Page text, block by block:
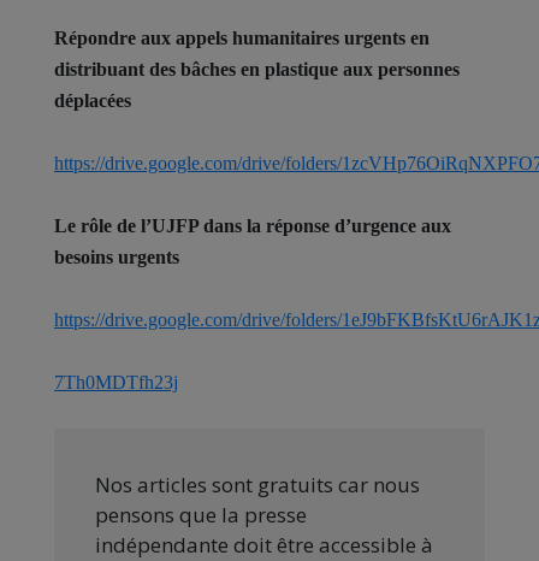
Répondre aux appels humanitaires urgents en
distribuant des bâches en plastique aux personnes
déplacées
https://drive.google.com/drive/folders/
Le rôle de l’UJFP dans la réponse d’urgence aux
besoins urgents
https://drive.google.com/drive/folders/
7Th0MDTfh23j
Nos articles sont gratuits car nous
pensons que la presse
indépendante doit être accessible à